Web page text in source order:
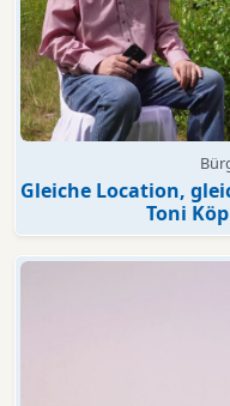
Gleiche Location,
Toni